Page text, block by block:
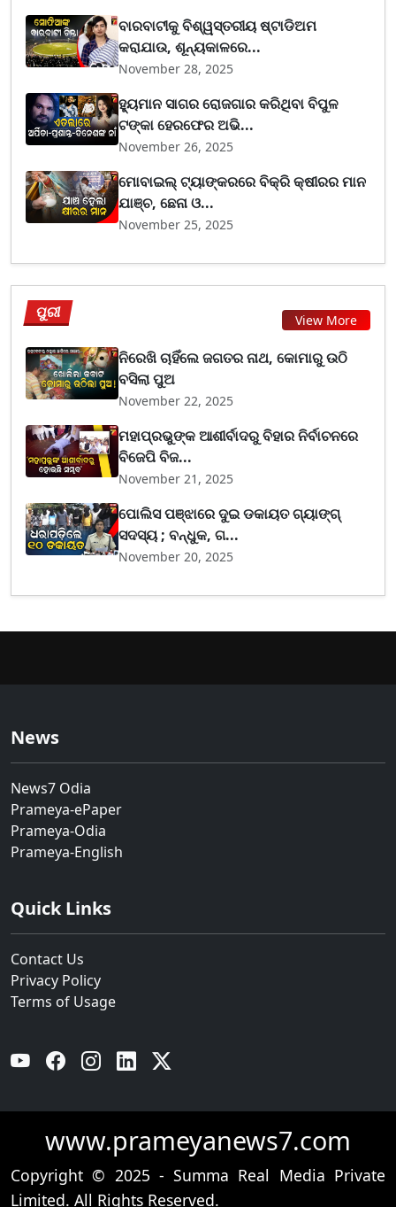
ବାରବାଟୀକୁ ବିଶ୍ୱସ୍ତରୀୟ ଷ୍ଟାଡିଅମ
କରାଯାଉ, ଶୂନ୍ୟକାଳରେ...
November 28, 2025
ହ୍ୟୁମାନ ସାଗର ରୋଜଗାର କରିଥିବା ବିପୁଳ
ଟଙ୍କା ହେରଫେର ଅଭି...
November 26, 2025
ମୋବାଇଲ୍ ଟ୍ୟାଙ୍କରରେ ବିକ୍ରି କ୍ଷୀରର ମାନ
ଯାଞ୍ଚ, ଛେନା ଓ...
November 25, 2025
ପୁରୀ View More
ନିରେଖି ଚାହିଁଲେ ଜଗତର ନାଥ, କୋମାରୁ ଉଠି
ବସିଲା ପୁଅ
November 22, 2025
ମହାପ୍ରଭୁଙ୍କ ଆଶୀର୍ବାଦରୁ ବିହାର ନିର୍ବାଚନରେ
ବିଜେପି ବିଜ...
November 21, 2025
ପୋଲିସ ପଞ୍ଝାରେ ଦୁଇ ଡକାୟତ ଗ୍ୟାଙ୍ଗ୍
ସଦସ୍ୟ ; ବନ୍ଧୁକ, ଗ...
November 20, 2025
News
News7 Odia
Prameya-ePaper
Prameya-Odia
Prameya-English
Quick Links
Contact Us
Privacy Policy
Terms of Usage
YouTube Facebook Instagram Linkedin
www.prameyanews7.com
Copyright © 2025 - Summa Real Media Private
Limited. All Rights Reserved.